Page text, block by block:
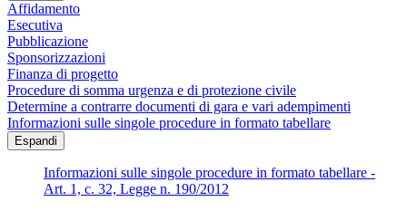
Affidamento
Esecutiva
Pubblicazione
Sponsorizzazioni
Finanza di progetto
Procedure di somma urgenza e di protezione civile
Determine a contrarre documenti di gara e vari adempimenti
Informazioni sulle singole procedure in formato tabellare
Espandi
Informazioni sulle singole procedure in formato tabellare -
Art. 1, c. 32, Legge n. 190/2012